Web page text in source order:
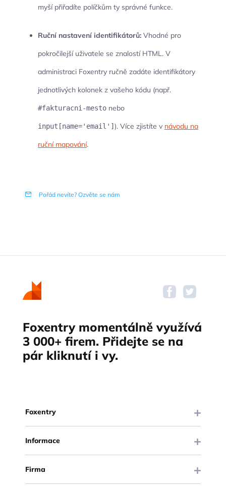
myší přiřadíte políčkům ty správné funkce.
Ruční nastavení identifikátorů: Vhodné pro
pokročilejší uživatele se znalostí HTML. V
administraci Foxentry ručně zadáte identifikátory
jednotlivých kolonek z vašeho kódu (např.
#fakturacni-mesto nebo
input[name='email'] ). Více zjistíte v návodu na
ruční mapování.
Pořád nevíte? Ozvěte se nám
Foxentry momentálně využívá
3 000+ firem. Přidejte se na
pár kliknutí i vy.
Foxentry
Informace
Firma